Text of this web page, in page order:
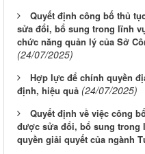
Quyết định công bố thủ
sửa đổi, bổ sung trong lĩnh
chức năng quản lý của Sở
(24/07/2025)
Hợp lực để chính quyền
định, hiệu quả (24/07/2025)
Quyết định về việc công
được sửa đổi, bổ sung trong
quyền giải quyết của ngành